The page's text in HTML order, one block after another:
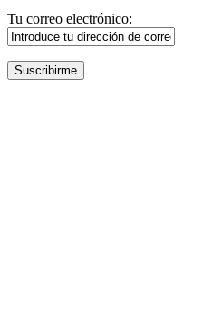
Tu correo electrónico: